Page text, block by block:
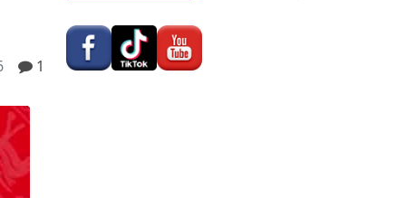
1